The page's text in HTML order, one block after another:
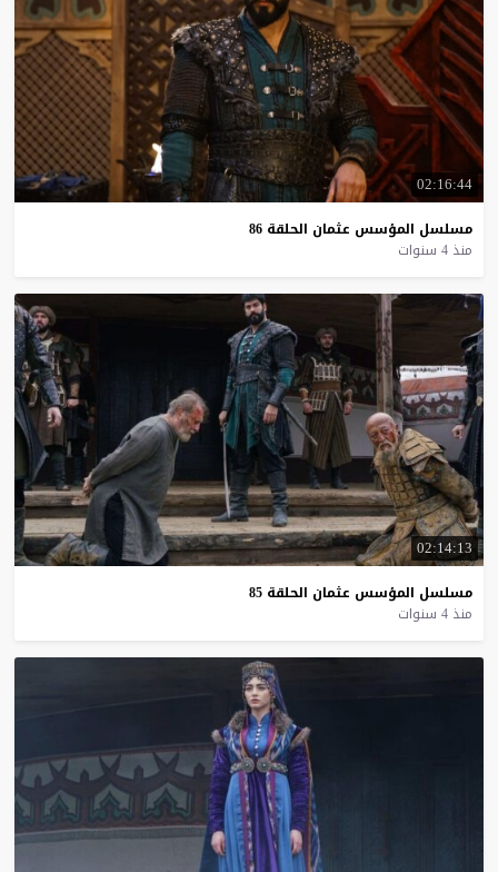
02:16:44
مسلسل المؤسس عثمان الحلقة 86
منذ 4 سنوات
02:14:13
مسلسل المؤسس عثمان الحلقة 85
منذ 4 سنوات